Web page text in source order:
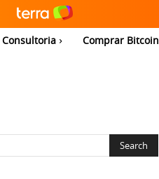
Consultoria Comprar Bitcoin